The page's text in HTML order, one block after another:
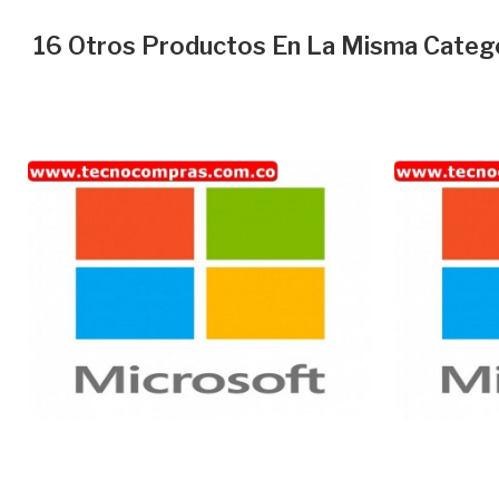
16 Otros Productos En La Misma